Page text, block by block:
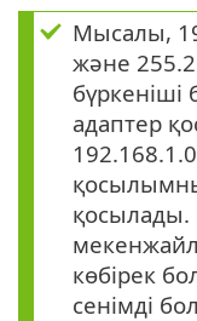
Мысалы,
және
бүркеніші
адаптер
қосылады.
көбірек
сенімді